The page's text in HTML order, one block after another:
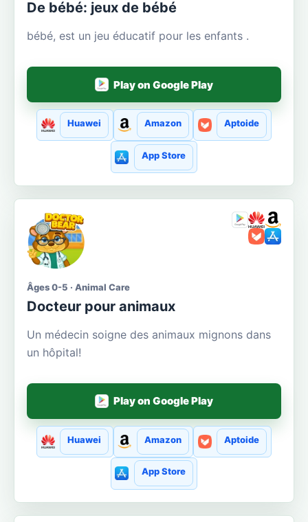
De bébé: jeux de bébé
bébé, est un jeu éducatif pour les enfants .
Play on Google Play
Huawei Amazon Aptoide
App Store
Âges 0-5 · Animal Care
Docteur pour animaux
Un médecin soigne des animaux mignons dans
un hôpital!
Play on Google Play
Huawei Amazon Aptoide
App Store